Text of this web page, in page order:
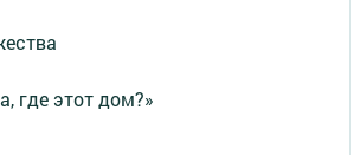
где этот дом?»